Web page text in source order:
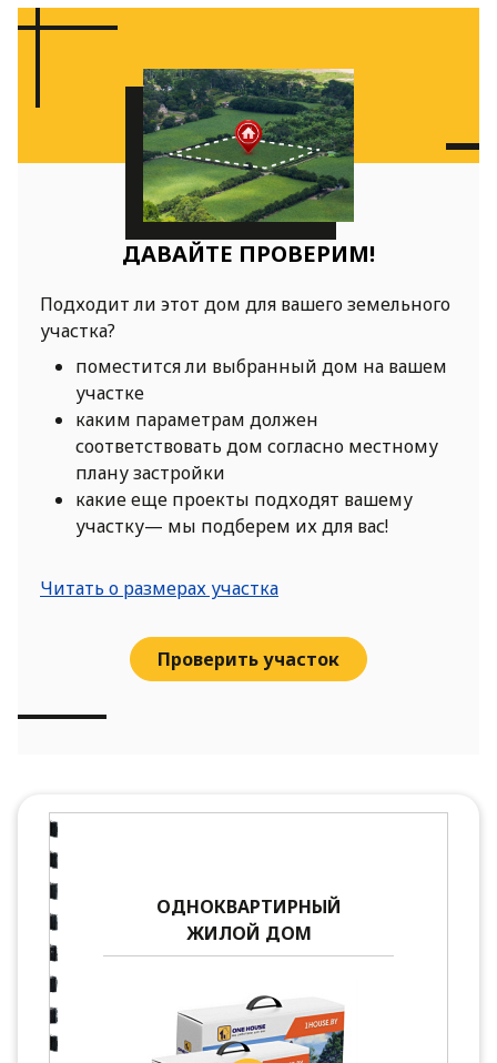
ДАВАЙТЕ ПРОВЕРИМ!
Подходит ли этот дом для вашего земельного
участка?
поместится ли выбранный дом на вашем
участке
каким параметрам должен
соответствовать дом согласно местному
плану застройки
какие еще проекты подходят вашему
участку— мы подберем их для вас!
Читать о размерах участка
Проверить участок
ОДНОКВАРТИРНЫЙ
ЖИЛОЙ ДОМ